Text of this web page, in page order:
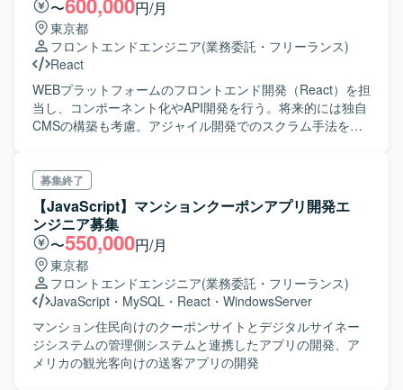
〜
円/月
東京都
フロントエンドエンジニア(業務委託・フリーランス)
React
WEBプラットフォームのフロントエンド開発（React）を担
当し、コンポーネント化やAPI開発を行う。将来的には独自
CMSの構築も考慮。アジャイル開発でのスクラム手法を用
募集終了
【JavaScript】マンションクーポンアプリ開発エ
ンジニア募集
〜550,000円/月
東京都
フロントエンドエンジニア(業務委託・フリーランス)
JavaScript ・ MySQL ・ React ・ WindowsServer
マンション住民向けのクーポンサイトとデジタルサイネー
ジシステムの管理側システムと連携したアプリの開発、ア
メリカの観光客向けの送客アプリの開発